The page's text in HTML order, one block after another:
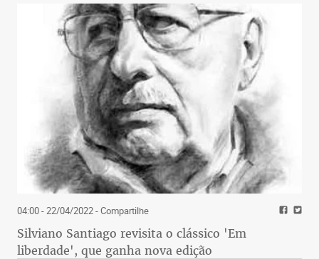
04:00 - 22/04/2022- Compartilhe
Silviano Santiago revisita o clássico 'Em
liberdade', que ganha nova edição